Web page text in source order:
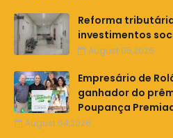
Reforma
investimentos
August 05,2026
Empresário de
ganhador do
Poupança
August 04,2026